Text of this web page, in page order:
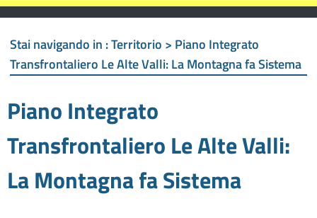
Stai navigando in :Territorio > Piano Integrato
Transfrontaliero Le Alte Valli: La Montagna fa Sistema
Piano Integrato
Transfrontaliero Le Alte Valli:
La Montagna fa Sistema